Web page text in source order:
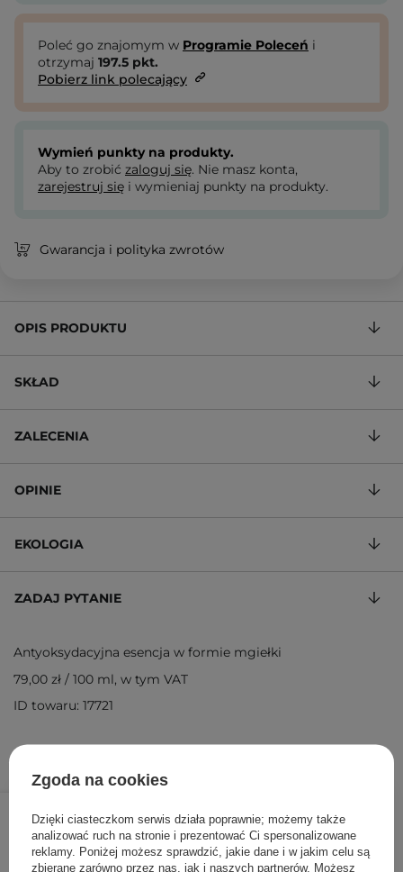
DODAJ DO KOSZYKA
Poleć go znajomym w Programie Poleceń i
otrzymaj 197.5 pkt.
Pobierz link polecający
Wymień punkty na produkty.
Aby to zrobić zaloguj się. Nie masz konta,
zarejestruj się i wymieniaj punkty na produkty.
Gwarancja i polityka zwrotów
OPIS PRODUKTU
SKŁAD
ZALECENIA
OPINIE
EKOLOGIA
ZADAJ PYTANIE
Antyoksydacyjna esencja w formie mgiełki
79,00 zł / 100 ml, w tym VAT
ID towaru: 17721
Zgoda na cookies
Dzięki ciasteczkom serwis działa poprawnie; możemy także
analizować ruch na stronie i prezentować Ci spersonalizowane
reklamy. Poniżej możesz sprawdzić, jakie dane i w jakim celu są
zbierane zarówno przez nas, jak i naszych partnerów. Możesz